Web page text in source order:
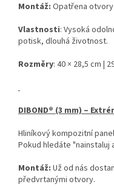
Montáž: Opatřena
Vlastnosti: Vysoká
potisk, dlouhá životnost.
Rozměry: 40 × 28,5 cm |
DIBOND® (3 mm) –
Hliníkový kompozitní
Pokud hledáte "nainstaluj
Montáž: Už od nás
předvrtanými otvory.